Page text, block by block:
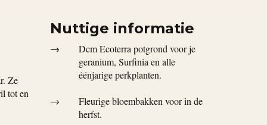
Ze
tot en
Nuttige informatie
→
Dcm Ecoterra potgrond voor je
geranium, Surfinia en alle
éénjarige perkplanten.
→
Fleurige bloembakken voor in de
herfst.